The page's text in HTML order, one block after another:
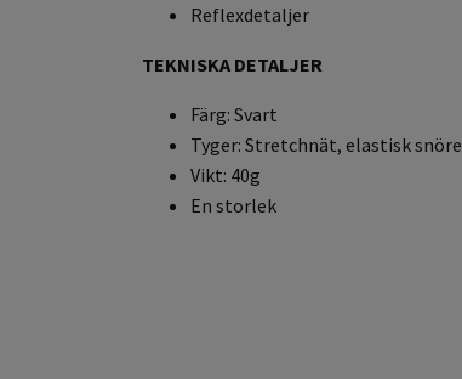
Reflexdetaljer
TEKNISKA DETALJER
Färg: Svart
Tyger: Stretchnät, elastisk snöre
Vikt: 40g
En storlek